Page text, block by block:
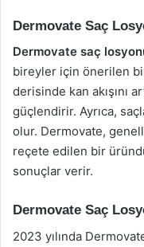
Dermovate Saç
Dermovate saç
bireyler için önerilen
derisinde kan akışını
güçlendirir. Ayrıca,
olur. Dermovate,
reçete edilen bir
sonuçlar verir.
Dermovate Saç
2023 yılında